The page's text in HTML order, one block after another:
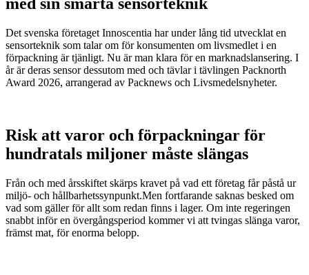
med sin smarta sensorteknik
Det svenska företaget Innoscentia har under lång tid utvecklat en
sensorteknik som talar om för konsumenten om livsmedlet i en
förpackning är tjänligt. Nu är man klara för en marknadslansering. I
år är deras sensor dessutom med och tävlar i tävlingen Packnorth
Award 2026, arrangerad av Packnews och Livsmedelsnyheter.
Risk att varor och förpackningar för
hundratals miljoner måste slängas
Från och med årsskiftet skärps kravet på vad ett företag får påstå ur
miljö- och hållbarhetssynpunkt.Men fortfarande saknas besked om
vad som gäller för allt som redan finns i lager. Om inte regeringen
snabbt inför en övergångsperiod kommer vi att tvingas slänga varor,
främst mat, för enorma belopp.